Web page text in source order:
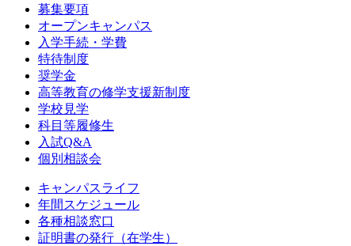
募集要項
オープンキャンパス
入学手続・学費
特待制度
奨学金
高等教育の修学支援新制度
学校見学
科目等履修生
入試Q&A
個別相談会
キャンパスライフ
年間スケジュール
各種相談窓口
証明書の発行（在学生）